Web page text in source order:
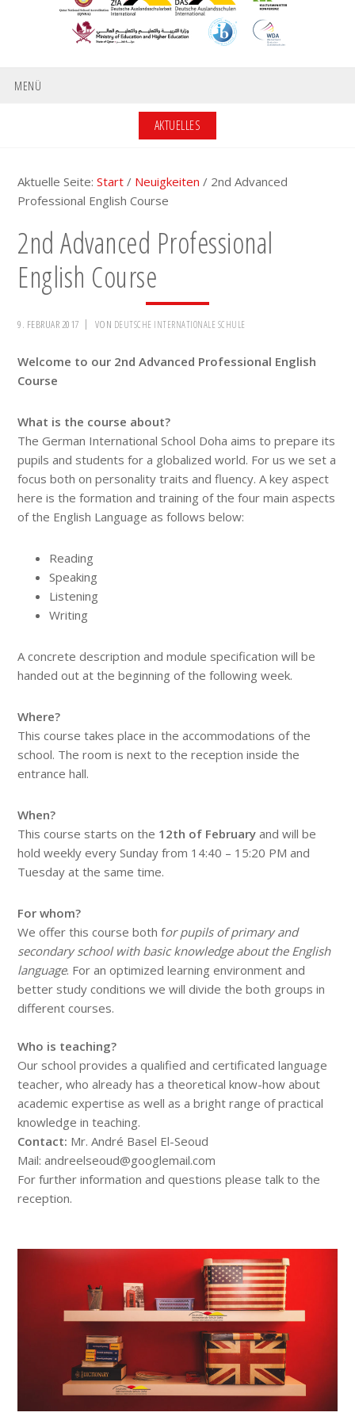
MENÜ
AKTUELLES
Aktuelle Seite:Start / Neuigkeiten / 2nd Advanced
Professional English Course
2nd Advanced Professional
English Course
9. FEBRUAR 2017 VON DEUTSCHE INTERNATIONALE SCHULE
Welcome to our 2nd Advanced Professional English
Course
What is the course about?
The German International School Doha aims to prepare its
pupils and students for a globalized world. For us we set a
focus both on personality traits and fluency. A key aspect
here is the formation and training of the four main aspects
of the English Language as follows below:
Reading
Speaking
Listening
Writing
A concrete description and module specification will be
handed out at the beginning of the following week.
Where?
This course takes place in the accommodations of the
school. The room is next to the reception inside the
entrance hall.
When?
This course starts on the 12th of February and will be
hold weekly every Sunday from 14:40 – 15:20 PM and
Tuesday at the same time.
For whom?
We offer this course both for pupils of primary and
secondary school with basic knowledge about the English
language. For an optimized learning environment and
better study conditions we will divide the both groups in
different courses.
Who is teaching?
Our school provides a qualified and certificated language
teacher, who already has a theoretical know-how about
academic expertise as well as a bright range of practical
knowledge in teaching.
Contact: Mr. André Basel El-Seoud
Mail: andreelseoud@googlemail.com
For further information and questions please talk to the
reception.